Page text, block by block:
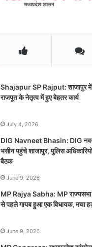
Shajapur SP Rajput: शाजापुर में
राजपूत के नेतृत्व में हुए बेहतर कार्य
July 4, 2026
DIG Navneet Bhasin: DIG
भसीन पहुंचे शाजापुर, पुलिस
बैठक
June 9, 2026
MP Rajya Sabha: MP राज्यसभा
से पहले गायब हुआ एक विधायक, मचा
June 9, 2026